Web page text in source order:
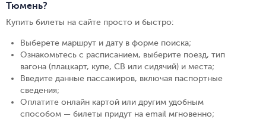
Тюмень?
Купить билеты на сайте просто и быстро:
Выберете маршрут и дату в форме поиска;
Ознакомьтесь с расписанием, выберите поезд, тип
вагона (плацкарт, купе, СВ или сидячий) и места;
Введите данные пассажиров, включая паспортные
сведения;
Оплатите онлайн картой или другим удобным
способом — билеты придут на email мгновенно;